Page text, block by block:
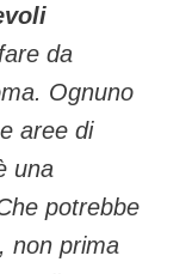
da
Ognuno
aree di
una
potrebbe
non prima